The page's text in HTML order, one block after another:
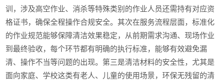
训，涉及高空作业、消杀等特殊类别的作业人员还需持有对应资
格证书，确保全程操作合规安全。其次在服务流程层面，标准化
的作业规范能够保障清洁效果稳定，从前期需求沟通、现场作业
到最终验收，每个环节都有明确的执行标准，能够有效避免漏
清、操作不当等问题的出现。第三是清洁材料的安全性，尤其是
面向家庭、学校这类有老人、儿童的使用场景，环保无残留的清